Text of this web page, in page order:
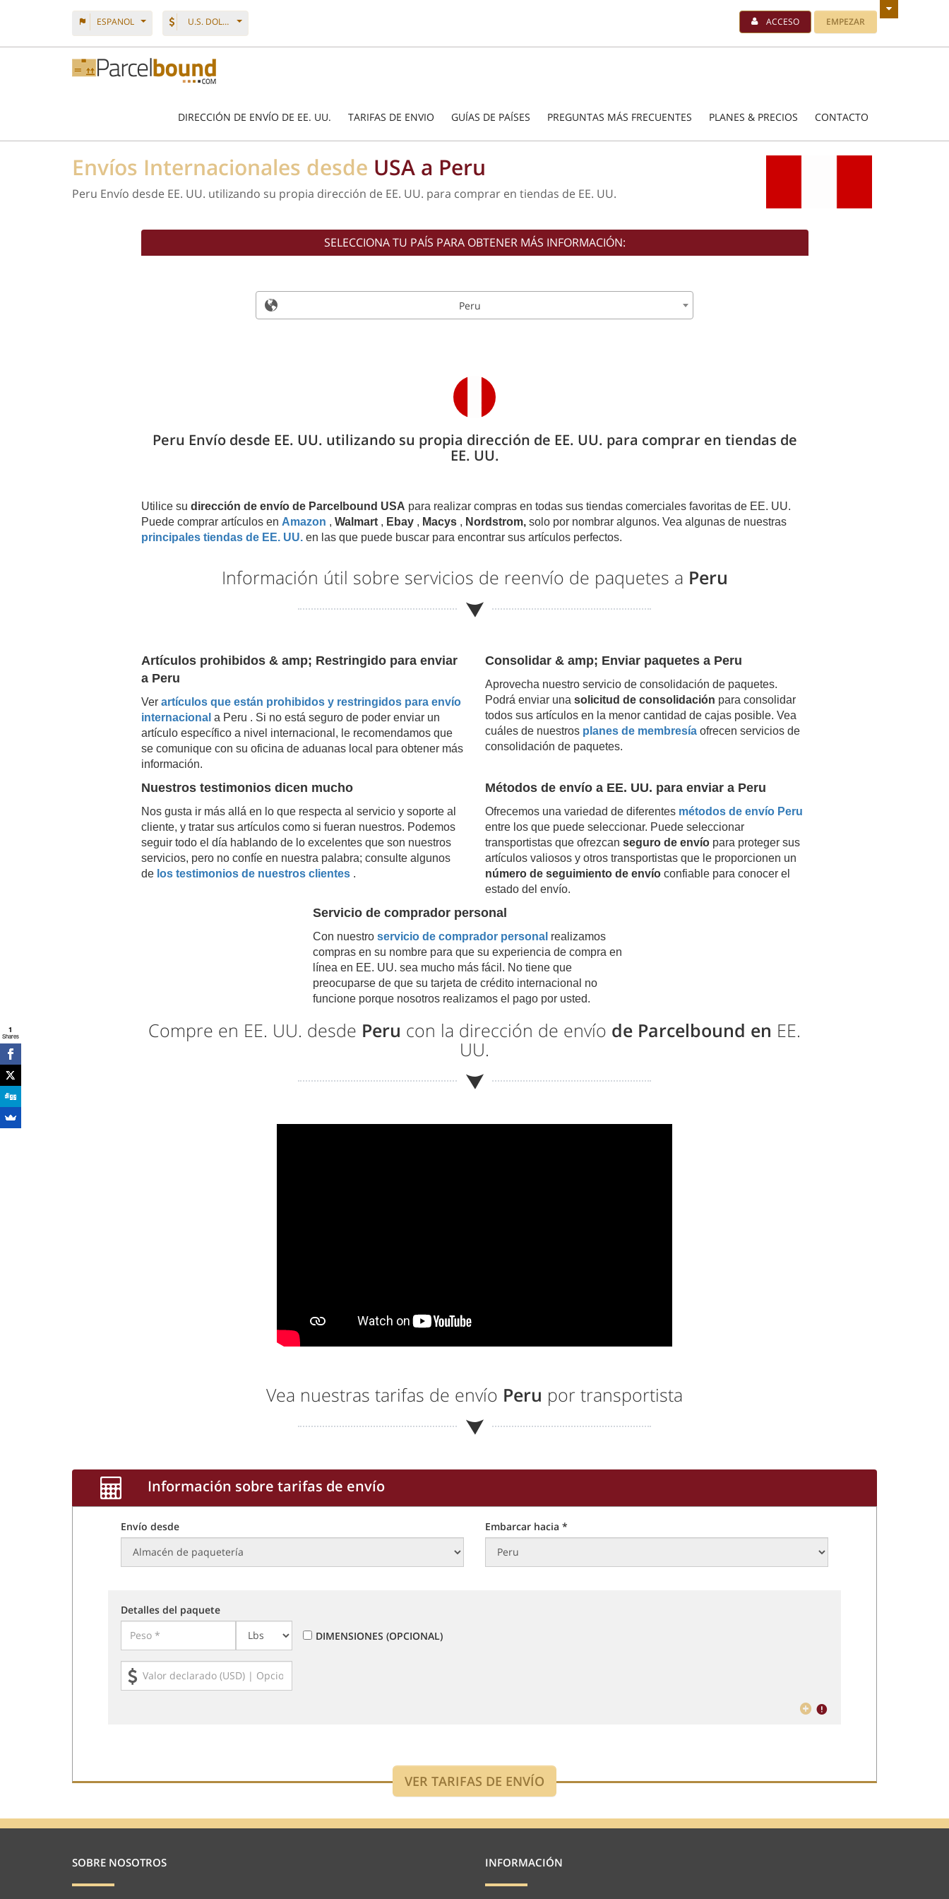
ESPANOL U.S. DOLLAR ACCESO EMPEZAR
DIRECCIÓN DE ENVÍO DE EE. UU. TARIFAS DE ENVIO GUÍAS DE PAÍSES PREGUNTAS MÁS FRECUENTES PLANES & PRECIOS CONTACTO
Envíos Internacionales desde USA a Peru
Peru Envío desde EE. UU. utilizando su propia dirección de EE. UU. para comprar en tiendas de EE. UU.
SELECCIONA TU PAÍS PARA OBTENER MÁS INFORMACIÓN:
Peru
Peru Envío desde EE. UU. utilizando su propia dirección de EE. UU. para comprar en tiendas de
EE. UU.
Utilice su dirección de envío de Parcelbound USA para realizar compras en todas sus tiendas comerciales favoritas de EE. UU.
Puede comprar artículos en Amazon , Walmart, Ebay, Macys, Nordstrom,solo por nombrar algunos. Vea algunas de nuestras
principales tiendas de EE. UU.en las que puede buscar para encontrar sus artículos perfectos.
Información útil sobre servicios de reenvío de paquetes a Peru
Artículos prohibidos & amp; Restringido para enviar
a Peru
Ver artículos que están prohibidos y restringidos para envío
internacional a Peru . Si no está seguro de poder enviar un
artículo específico a nivel internacional, le recomendamos que
se comunique con su oficina de aduanas local para obtener más
información.
Consolidar & amp; Enviar paquetes a Peru
Aprovecha nuestro servicio de consolidación de paquetes.
Podrá enviar una solicitud de consolidación para consolidar
todos sus artículos en la menor cantidad de cajas posible. Vea
cuáles de nuestros planes de membresía ofrecen servicios de
consolidación de paquetes.
Nuestros testimonios dicen mucho
Nos gusta ir más allá en lo que respecta al servicio y soporte al
cliente, y tratar sus artículos como si fueran nuestros. Podemos
seguir todo el día hablando de lo excelentes que son nuestros
servicios, pero no confíe en nuestra palabra; consulte algunos
de los testimonios de nuestros clientes.
Métodos de envío a EE. UU. para enviar a Peru
Ofrecemos una variedad de diferentes métodos de envío Peru
entre los que puede seleccionar. Puede seleccionar
transportistas que ofrezcan seguro de envío para proteger sus
artículos valiosos y otros transportistas que le proporcionen un
número de seguimiento de envío confiable para conocer el
estado del envío.
Servicio de comprador personal
Con nuestroservicio de comprador personal realizamos
compras en su nombre para que su experiencia de compra en
línea en EE. UU. sea mucho más fácil. No tiene que
preocuparse de que su tarjeta de crédito internacional no
funcione porque nosotros realizamos el pago por usted.
Compre en EE. UU. desde Peru con la dirección de envío de Parcelbound en EE.
UU.
Vea nuestras tarifas de envío Peru por transportista
Información sobre tarifas de envío
Envío desde Embarcar hacia *
Detalles del paquete
DIMENSIONES (OPCIONAL)
SOBRE NOSOTROS INFORMACIÓN
1
Shares